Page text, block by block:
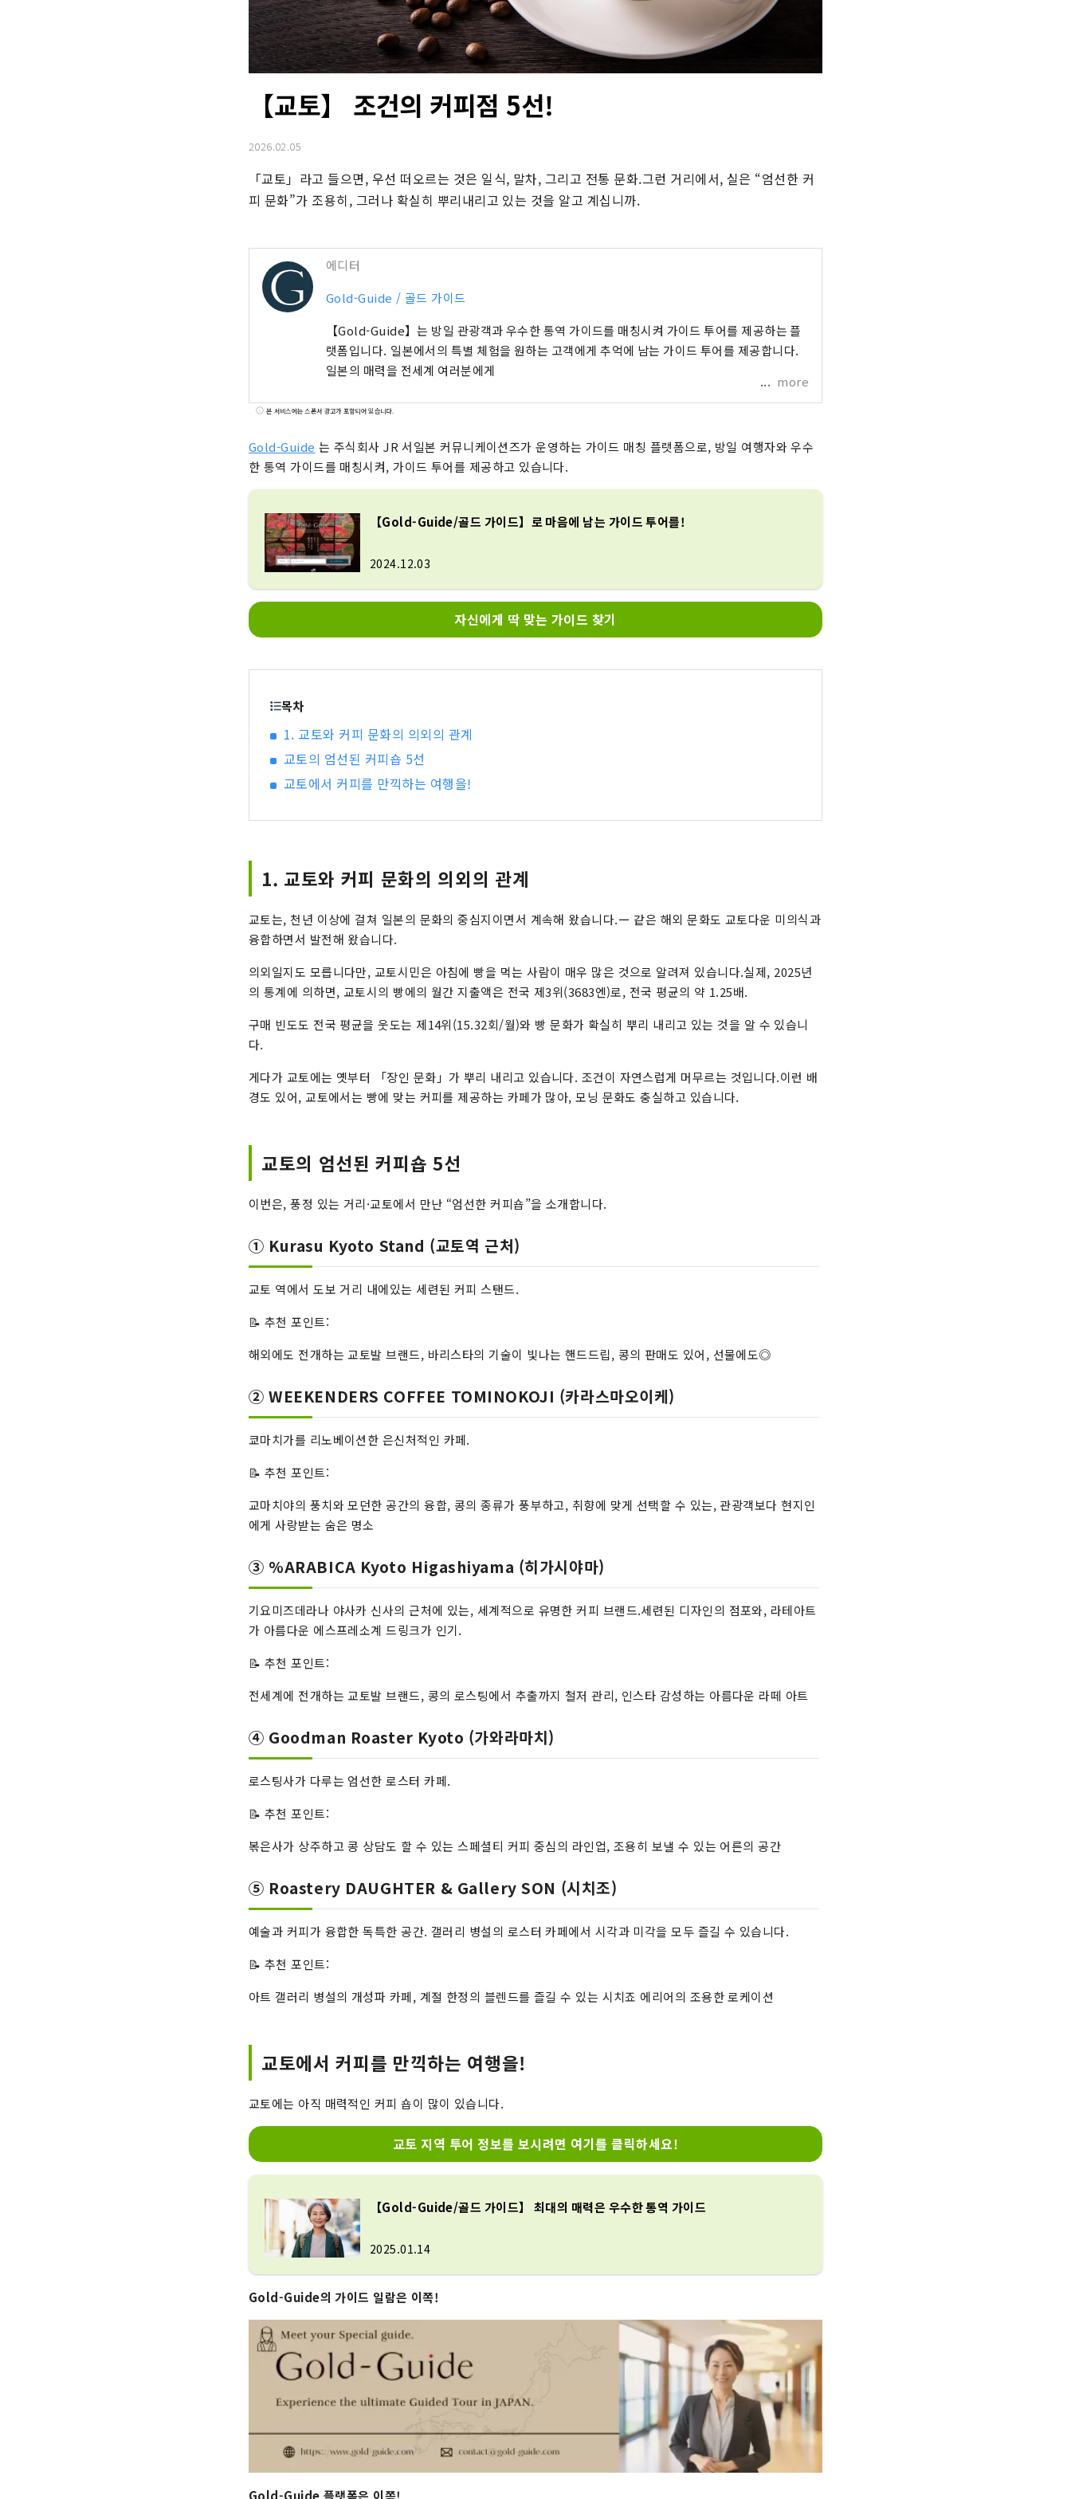
【교토】 조건의 커피점 5선!
2026.02.05
「교토」라고 들으면, 우선 떠오르는 것은 일식, 말차, 그리고 전통 문화.그런 거리에서, 실은 “엄선한 커
피 문화”가 조용히, 그러나 확실히 뿌리내리고 있는 것을 알고 계십니까.
에디터
Gold-Guide / 골드 가이드
【Gold-Guide】는 방일 관광객과 우수한 통역 가이드를 매칭시켜 가이드 투어를 제공하는 플
랫폼입니다. 일본에서의 특별 체험을 원하는 고객에게 추억에 남는 가이드 투어를 제공합니다.
일본의 매력을 전세계 여러분에게
more
본 서비스에는 스폰서 광고가 포함되어 있습니다.
Gold-Guide 는 주식회사 JR 서일본 커뮤니케이션즈가 운영하는 가이드 매칭 플랫폼으로, 방일 여행자와 우수
한 통역 가이드를 매칭시켜, 가이드 투어를 제공하고 있습니다.
【Gold-Guide/골드 가이드】로 마음에 남는 가이드 투어를!
2024.12.03
자신에게 딱 맞는 가이드 찾기
목차
1. 교토와 커피 문화의 의외의 관계
교토의 엄선된 커피숍 5선
교토에서 커피를 만끽하는 여행을!
1. 교토와 커피 문화의 의외의 관계
교토는, 천년 이상에 걸쳐 일본의 문화의 중심지이면서 계속해 왔습니다.ー 같은 해외 문화도 교토다운 미의식과
융합하면서 발전해 왔습니다.
의외일지도 모릅니다만, 교토시민은 아침에 빵을 먹는 사람이 매우 많은 것으로 알려져 있습니다.실제, 2025년
의 통계에 의하면, 교토시의 빵에의 월간 지출액은 전국 제3위(3683엔)로, 전국 평균의 약 1.25배.
구매 빈도도 전국 평균을 웃도는 제14위(15.32회/월)와 빵 문화가 확실히 뿌리 내리고 있는 것을 알 수 있습니
다.
게다가 교토에는 옛부터 「장인 문화」가 뿌리 내리고 있습니다. 조건이 자연스럽게 머무르는 것입니다.이런 배
경도 있어, 교토에서는 빵에 맞는 커피를 제공하는 카페가 많아, 모닝 문화도 충실하고 있습니다.
교토의 엄선된 커피숍 5선
이번은, 풍정 있는 거리·교토에서 만난 “엄선한 커피숍”을 소개합니다.
① Kurasu Kyoto Stand (교토역 근처)
교토 역에서 도보 거리 내에있는 세련된 커피 스탠드.
📝 추천 포인트:
해외에도 전개하는 교토발 브랜드, 바리스타의 기술이 빛나는 핸드드립, 콩의 판매도 있어, 선물에도◎
② WEEKENDERS COFFEE TOMINOKOJI (카라스마오이케)
쿄마치가를 리노베이션한 은신처적인 카페.
📝 추천 포인트:
교마치야의 풍치와 모던한 공간의 융합, 콩의 종류가 풍부하고, 취향에 맞게 선택할 수 있는, 관광객보다 현지인
에게 사랑받는 숨은 명소
③ %ARABICA Kyoto Higashiyama (히가시야마)
기요미즈데라나 야사카 신사의 근처에 있는, 세계적으로 유명한 커피 브랜드.세련된 디자인의 점포와, 라테아트
가 아름다운 에스프레소계 드링크가 인기.
📝 추천 포인트:
전세계에 전개하는 교토발 브랜드, 콩의 로스팅에서 추출까지 철저 관리, 인스타 감성하는 아름다운 라떼 아트
④ Goodman Roaster Kyoto (가와라마치)
로스팅사가 다루는 엄선한 로스터 카페.
📝 추천 포인트:
볶은사가 상주하고 콩 상담도 할 수 있는 스페셜티 커피 중심의 라인업, 조용히 보낼 수 있는 어른의 공간
⑤ Roastery DAUGHTER & Gallery SON (시치조)
예술과 커피가 융합한 독특한 공간. 갤러리 병설의 로스터 카페에서 시각과 미각을 모두 즐길 수 있습니다.
📝 추천 포인트:
아트 갤러리 병설의 개성파 카페, 계절 한정의 블렌드를 즐길 수 있는 시치죠 에리어의 조용한 로케이션
교토에서 커피를 만끽하는 여행을!
교토에는 아직 매력적인 커피 숍이 많이 있습니다.
교토 지역 투어 정보를 보시려면 여기를 클릭하세요!
【Gold-Guide/골드 가이드】 최대의 매력은 우수한 통역 가이드
2025.01.14
Gold-Guide의 가이드 일람은 이쪽!
Gold-Guide 플랫폼은 이쪽!